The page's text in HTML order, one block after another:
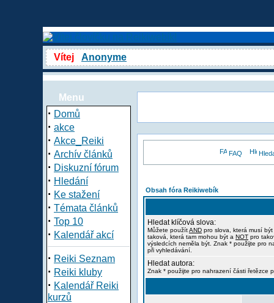
Vítej Anonyme
Menu
· Domů
· akce
· Akce_Reiki
· Archív článků
· Diskuzní fórum
· Hledání
· Ke stažení
· Témata článků
· Top 10
· Kalendář akcí
· Reiki Seznam
· Reiki kluby
· Kalendář Reiki
kurzů
FAQ
Obsah fóra Reikiwebík
Hledat klíčová slova:
Můžete použítAND pro slova, která musí
taková, která tam mohou být a NOT pro
výsledcích neměla být. Znak * použijte pro
při vyhledávání.
Hledat autora:
Znak * použijte pro nahrazení části řetězce